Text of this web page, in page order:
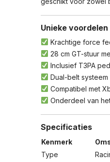
Unieke
Krachtige force
28 cm GT-stuur
Inclusief T3PA
Dual-belt
Compatibel met
Onderdeel van
Specificaties
Kenmerk
Type